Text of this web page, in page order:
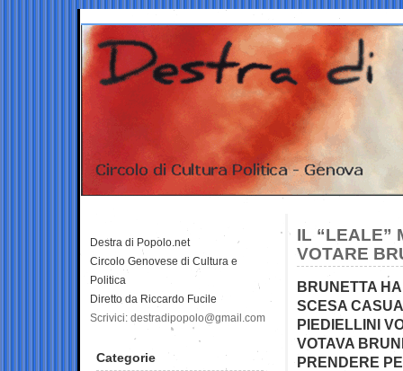
IL “LEALE”
VOTARE
BRUNETTA
SCESA
PIEDIELLINI
VOTAVA
PRENDERE
Destra di Popolo.net
Circolo Genovese di Cultura e
Politica
Diretto da Riccardo Fucile
Scrivici: destradipopolo@gmail.com
Categorie